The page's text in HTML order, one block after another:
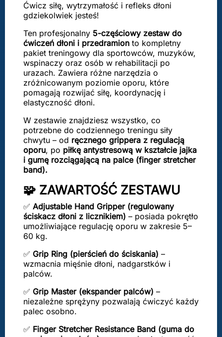
Ćwicz siłę, wytrzymałość i refleks dłoni
gdziekolwiek jesteś!
Ten profesjonalny 5-częściowy zestaw do
ćwiczeń dłoni i przedramion to kompletny
pakiet treningowy dla sportowców, muzyków,
wspinaczy oraz osób w rehabilitacji po
urazach. Zawiera różne narzędzia o
zróżnicowanym poziomie oporu, które
pomagają rozwijać siłę, koordynację i
elastyczność dłoni.
W zestawie znajdziesz wszystko, co
potrzebne do codziennego treningu siły
chwytu – od ręcznego grippera z regulacją
oporu, po piłkę antystresową w kształcie jajka
i gumę rozciągającą na palce (finger stretcher
band).
🧩 ZAWARTOŚĆ ZESTAWU
✅ Adjustable Hand Gripper (regulowany
ściskacz dłoni z licznikiem) – posiada pokrętło
umożliwiające regulację oporu w zakresie 5–
60 kg.
✅ Grip Ring (pierścień do ściskania) –
wzmacnia mięśnie dłoni, nadgarstków i
palców.
✅ Grip Master (ekspander palców) –
niezależne sprężyny pozwalają ćwiczyć każdy
palec osobno.
✅ Finger Stretcher Resistance Band (guma do